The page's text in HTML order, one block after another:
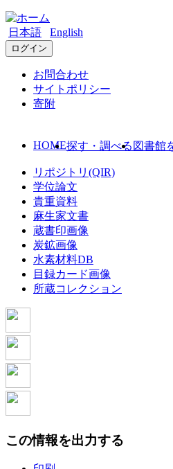
日本語 English
ログイン
お問合わせ
サイトポリシー
寄附
HOME探す・調べる 図書館
リポジトリ(QIR)
学位論文
貴重資料
麻生家文書
蔵書印画像
炭鉱画像
水素材料DB
目録カード画像
所蔵コレクション
この情報を出力する